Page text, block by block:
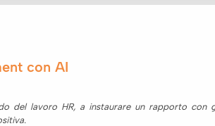
con AI
del lavoro HR, a instaurare un rapporto